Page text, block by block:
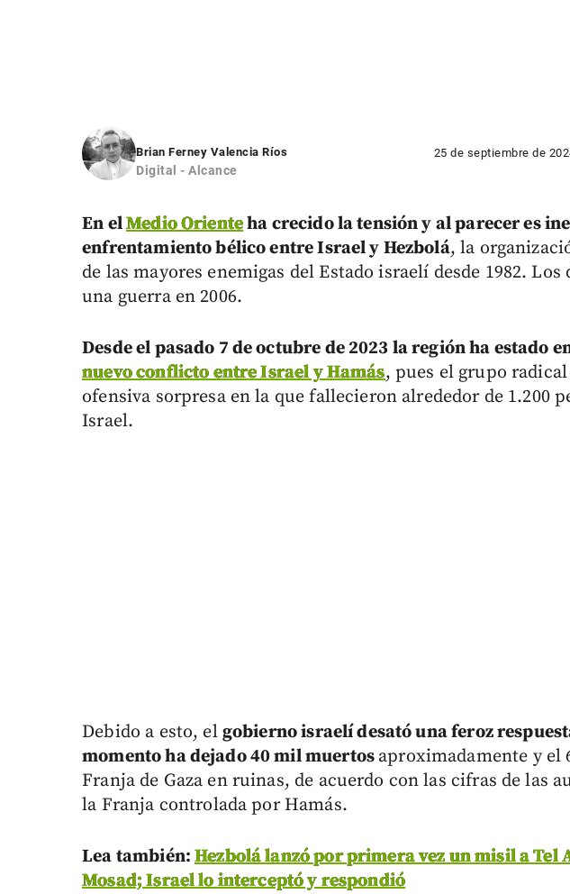
Brian Ferney Valencia Ríos
Digital - Alcance
25 de septiembre de
En elMedio Orienteha crecido la tensión y al parecer es
enfrentamiento bélico entre Israel y Hezbolá, la
de las mayores enemigas del Estado israelí desde 1982.
una guerra en 2006.
Desde el pasado 7 de octubre de 2023 la región ha estado
nuevo conflicto entre Israel y Hamás, pues el grupo
ofensiva sorpresa en la que fallecieron alrededor de 1.200
Israel.
Debido a esto, el gobierno israelí desató una feroz
momento ha dejado 40 mil muertos aproximadamente y el
Franja de Gaza en ruinas, de acuerdo con las cifras de las
la Franja controlada por Hamás.
Lea también:Hezbolá lanzó por primera vez un misil a
Mosad; Israel lo interceptó y respondió